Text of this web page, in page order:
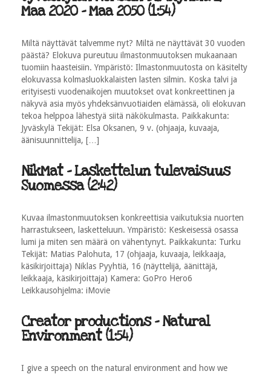
Maa 2020 - Maa 2050 (1:54)
Miltä näyttävät talvemme nyt? Miltä ne näyttävät 30 vuoden
päästä? Elokuva pureutuu ilmastonmuutoksen mukaanaan
tuomiin haasteisiin. Ympäristö: Ilmastonmuutosta on käsitelty
elokuvassa kolmasluokkalaisten lasten silmin. Koska talvi ja
erityisesti vuodenaikojen muutokset ovat konkreettinen ja
näkyvä asia myös yhdeksänvuotiaiden elämässä, oli elokuvan
tekoa helppoa lähestyä siitä näkökulmasta. Paikkakunta:
Jyväskylä Tekijät: Elsa Oksanen, 9 v. (ohjaaja, kuvaaja,
äänisuunnittelija, […]
NikMat - Laskettelun tulevaisuus
Suomessa (2:42)
Kuvaa ilmastonmuutoksen konkreettisia vaikutuksia nuorten
harrastukseen, lasketteluun. Ympäristö: Keskeisessä osassa
lumi ja miten sen määrä on vähentynyt. Paikkakunta: Turku
Tekijät: Matias Palohuta, 17 (ohjaaja, kuvaaja, leikkaaja,
käsikirjoittaja) Niklas Pyyhtiä, 16 (näyttelijä, äänittäjä,
leikkaaja, käsikirjoittaja) Kamera: GoPro Hero6
Leikkausohjelma: iMovie
Creator productions - Natural
Environment (1:54)
I give a speech on the natural environment and how we